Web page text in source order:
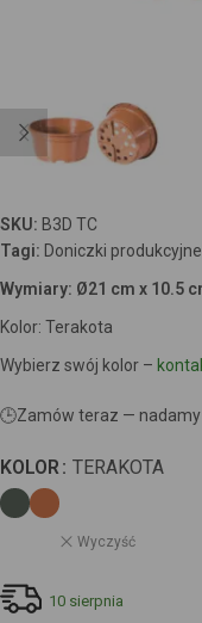
SKU: B3D TC
Tagi: Doniczki produkcyjne
Wymiary: Ø21 cm x 10.5
Kolor: Terakota
Wybierz swój kolor –
🕒Zamów teraz —
KOLOR TERAKOTA
Wyczyść
10 sierpnia